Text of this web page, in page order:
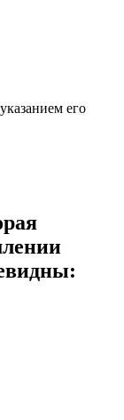
его